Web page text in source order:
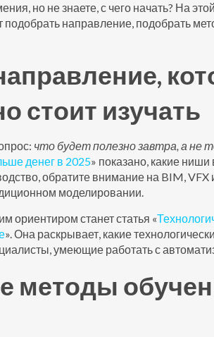
но не знаете, с чего начать? На
подобрать направление, подобрать
стоит изучать
что будет полезно завтра, а не
денег в 2025» показано, какие
обратите внимание на BIM,
моделировании.
ориентиром станет статья «
». Она раскрывает, какие
умеющие работать с